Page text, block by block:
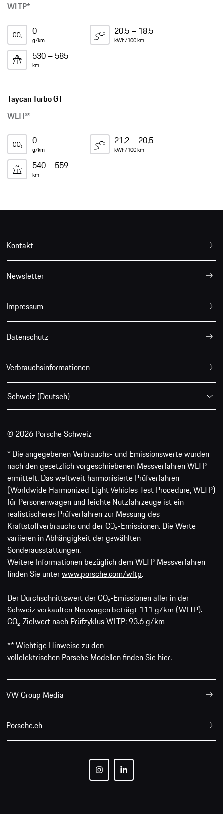
WLTP*
0
g/km
20,5 – 18,5
kWh/100 km
530 – 585
km
Taycan Turbo GT
WLTP*
0
g/km
21,2 – 20,5
kWh/100 km
540 – 559
km
Kontakt
Newsletter
Impressum
Datenschutz
Verbrauchsinformationen
Schweiz (Deutsch)
© 2026 Porsche Schweiz
* Die angegebenen Verbrauchs- und Emissionswerte wurden
nach den gesetzlich vorgeschriebenen Messverfahren WLTP
ermittelt. Das weltweit harmonisierte Prüfverfahren
(Worldwide Harmonized Light Vehicles Test Procedure, WLTP)
für Personenwagen und leichte Nutzfahrzeuge ist ein
realistischeres Prüfverfahren zur Messung des
Kraftstoffverbrauchs und der CO₂-Emissionen. Die Werte
variieren in Abhängigkeit der gewählten
Sonderausstattungen.
Weitere Informationen bezüglich dem WLTP Messverfahren
finden Sie unterwww.porsche.com/wltp.
Der Durchschnittswert der CO₂-Emissionen aller in der
Schweiz verkauften Neuwagen beträgt 111 g/km (WLTP).
CO₂-Zielwert nach Prüfzyklus WLTP: 93.6 g/km
** Wichtige Hinweise zu den
vollelektrischen Porsche Modellen finden Sie hier.
VW Group Media
Porsche.ch